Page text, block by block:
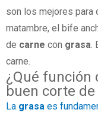
son los mejores para
matambre, el bife
de carne con grasa
carne.
¿Qué función
buen corte de
La grasa es